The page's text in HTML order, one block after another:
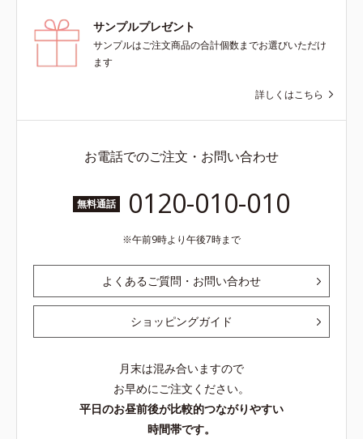
サンプルプレゼント
サンプルはご注文商品の合計個数までお選びいただけ
ます
詳しくはこちら
お電話でのご注文・お問い合わせ
無料通話 0120-010-010
午前9時より午後7時まで
よくあるご質問・お問い合わせ
ショッピングガイド
月末は混み合いますので
お早めにご注文ください。
平日のお昼前後が比較的つながりやすい
時間帯です。